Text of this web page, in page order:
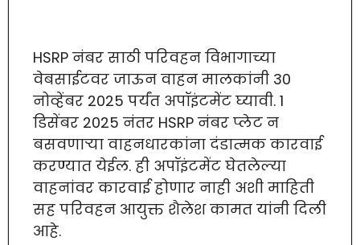
HSRP नंबर साठी परिवहन विभागाच्या
वेबसाईटवर जाऊन वाहन मालकांनी 30
नोव्हेंबर 2025 पर्यंत अपॉइंटमेंट घ्यावी. 1
डिसेंबर 2025 नंतर HSRP नंबर प्लेट न
बसवणाऱ्या वाहनधारकांना दंडात्मक कारवाई
करण्यात येईल. ही अपॉइंटमेंट घेतलेल्या
वाहनांवर कारवाई होणार नाही अशी माहिती
सह परिवहन आयुक्त शैलेश कामत यांनी दिली
आहे.